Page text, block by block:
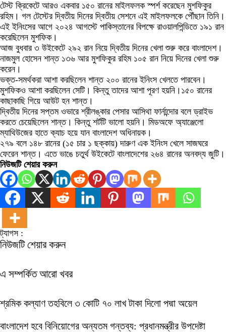
টেস্ট ক্রিকেটে আরও একবার ১৫০ রানের মাইলফলক স্পর্শ করেছেন মুশফিকুর
রহিম। গল টেস্টের দ্বিতীয় দিনের দ্বিতীয় সেশনে এই মাইলফলকে পৌঁছান তিনি।
এই ইনিংসের আগে ২০২৪ আগস্টে পাকিস্তানের বিপক্ষে রাওয়ালপিন্ডিতে ১৯১ রান
করেছিলেন মুশফিক।
আজ বুধবার ৩ উইকেটে ২৯২ রান নিয়ে দ্বিতীয় দিনের খেলা শুরু করে বাংলাদেশ।
নাজমুল হোসেন শান্ত ১৩৬ আর মুশফিকুর রহিম ১০৫ রান নিয়ে দিনের খেলা শুরু
করেন।
ভক্ত-সমর্থকরা আশা করছিলেন শান্ত ২০০ রানের ইনিংস খেলতে পারবেন।
মুশফিকও আশা করছিলেন সেটি। কিন্তু তাদের আশা পূরণ হয়নি।১৫০ রানের
কাছাকাছি গিয়ে আউট হন শান্ত।
দ্বিতীয় দিনের সপ্তম ওভারে শ্রীলঙ্কার পেসার আসিথা ফার্নান্দোর বলে ড্রাইভ
করতে চেয়েছিলেন শান্ত। কিন্তু শর্টটি ভালো হয়নি। মিডঅফে অ্যাঞ্জেলো
ম্যাথিউজের হাতে ক্যাচ হয়ে যান বাংলাদেশ অধিনায়ক।
২৭৯ বলে ১৪৮ রানের (১৫ চার ১ ছক্কায়) দারুণ এক ইনিংস খেলে সাজঘরে
ফেরেন শান্ত। এতে ভাঙে চতুর্থ উইকেটে বাংলাদেশের ২৬৪ রানের অনবদ্য জুটি।
নিউজটি শেয়ার করুন
ট্যাগস :
নিউজটি শেয়ার করুন
এ সম্পর্কিত আরো খবর
শ্রমিক কল্যাণ তহবিলে ৩ কোটি ৭০ লাখ টাকা দিলো পদ্মা অয়েল
বাংলাদেশ হবে বিনিয়োগের অন্যতম গন্তব্য: প্রধানমন্ত্রীর উপদেষ্টা